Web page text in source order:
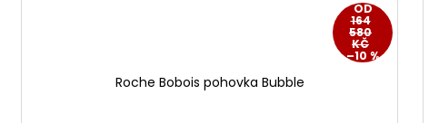
OD
164
580
KČ
–10 %
Roche Bobois pohovka Bubble